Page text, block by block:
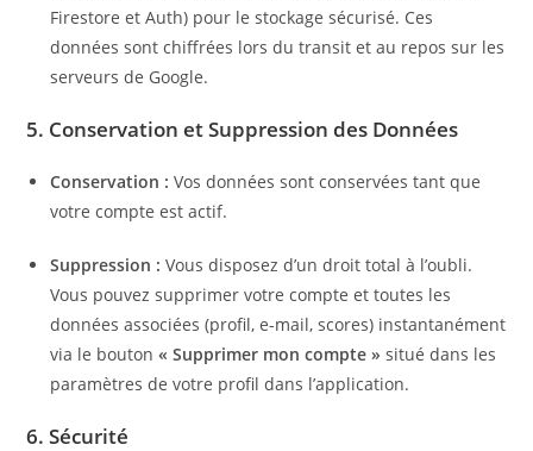
Firestore et Auth) pour le stockage sécurisé. Ces
données sont chiffrées lors du transit et au repos sur les
serveurs de Google.
5. Conservation et Suppression des Données
Conservation : Vos données sont conservées tant que
votre compte est actif.
Suppression : Vous disposez d’un droit total à l’oubli.
Vous pouvez supprimer votre compte et toutes les
données associées (profil, e-mail, scores) instantanément
via le bouton« Supprimer mon compte » situé dans les
paramètres de votre profil dans l’application.
6. Sécurité